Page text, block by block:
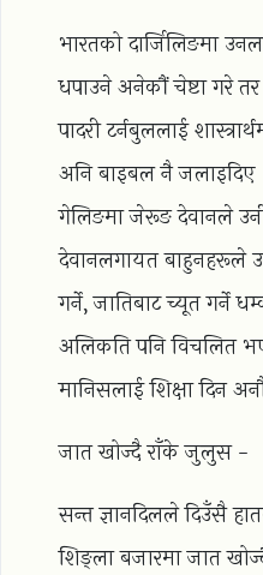
भारतको दार्जिलिङमा
धपाउने अनेकौं चेष्टा गरे
पादरी टर्नबुललाई
अनि बाइबल नै जलाइदिए
गेलिङमा जेरूङ देवानले
देवानलगायत बाहुनहरूले
गर्ने, जातिबाट च्यूत गर्ने
अलिकति पनि विचलित
मानिसलाई शिक्षा दिन
जात खोज्दै राँके जुलुस -
सन्त ज्ञानदिलले दिउँसै
शिङ्ला बजारमा जात